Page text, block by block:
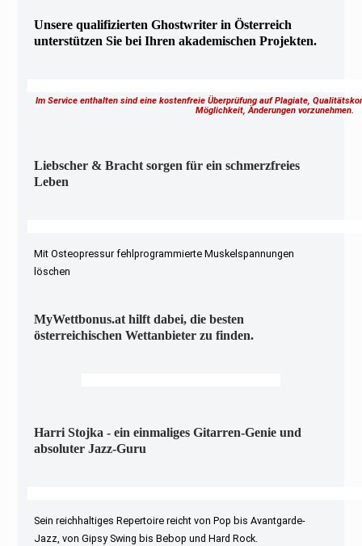
Unsere qualifizierten Ghostwriter in Österreich
unterstützen Sie bei Ihren akademischen Projekten.
Im Service enthalten sind eine kostenfreie Überprüfung auf Plagiate,
Möglichkeit, Änderungen vorzunehmen.
Liebscher & Bracht sorgen für ein schmerzfreies
Leben
Mit Osteopressur fehlprogrammierte Muskelspannungen
löschen
MyWettbonus.at hilft dabei, die besten
österreichischen Wettanbieter zu finden.
Harri Stojka - ein einmaliges Gitarren-Genie und
absoluter Jazz-Guru
Sein reichhaltiges Repertoire reicht von Pop bis Avantgarde-
Jazz, von Gipsy Swing bis Bebop und Hard Rock.